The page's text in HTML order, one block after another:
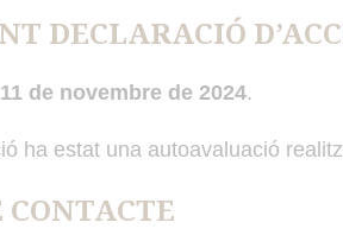
DECLARACIÓ
11 de novembre de 2024.
ha estat una autoavaluació
CONTACTE